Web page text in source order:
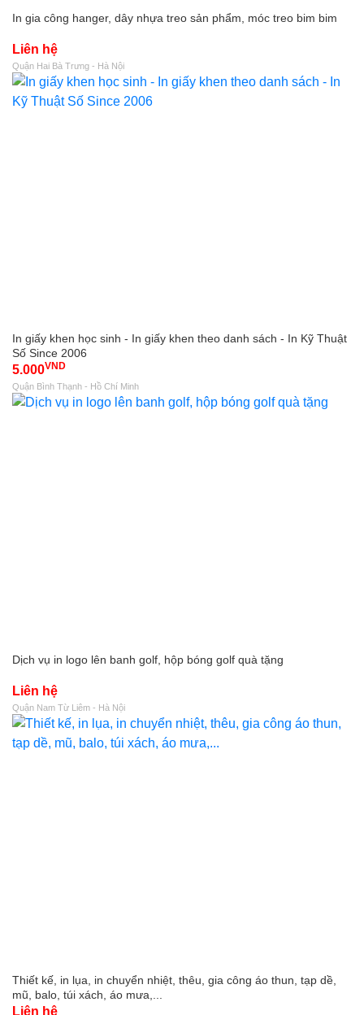
In gia công hanger, dây nhựa treo sản phẩm, móc treo bim bim
Liên hệ
Quận Hai Bà Trưng - Hà Nội
In giấy khen học sinh - In giấy khen theo danh sách - In Kỹ Thuật
Số Since 2006
5.000VND
Quận Bình Thạnh - Hồ Chí Minh
Dịch vụ in logo lên banh golf, hộp bóng golf quà tặng
Liên hệ
Quận Nam Từ Liêm - Hà Nội
Thiết kế, in lụa, in chuyển nhiệt, thêu, gia công áo thun, tạp dề,
mũ, balo, túi xách, áo mưa,...
Liên hệ